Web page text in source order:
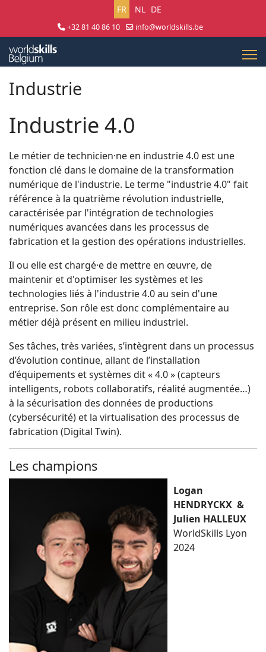
Sélectionnez votre langue
FR NL DE
+32 81 40 86 10
info@worldskills.be
Industrie
Industrie 4.0
Le métier de technicien·ne en industrie 4.0 est une
fonction clé dans le domaine de la transformation
numérique de l'industrie. Le terme "industrie 4.0" fait
référence à la quatrième révolution industrielle,
caractérisée par l'intégration de technologies
numériques avancées dans les processus de
fabrication et la gestion des opérations industrielles.
Il ou elle est chargé·e de mettre en œuvre, de
maintenir et d'optimiser les systèmes et les
technologies liés à l'industrie 4.0 au sein d'une
entreprise. Son rôle est donc complémentaire au
métier déjà présent en milieu industriel.
Ses tâches, très variées, s’intègrent dans un processus
d’évolution continue, allant de l’installation
d’équipements et systèmes dit « 4.0 » (capteurs
intelligents, robots collaboratifs, réalité augmentée…)
à la sécurisation des données de productions
(cybersécurité) et la virtualisation des processus de
fabrication (Digital Twin).
Les champions
Logan
HENDRYCKX &
Julien HALLEUX
WorldSkills Lyon
2024